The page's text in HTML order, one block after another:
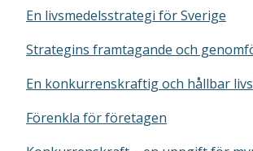
En livsmedelsstrategi för Sverige
Strategins framtagande och
En konkurrenskraftig och hållbar
Förenkla för företagen